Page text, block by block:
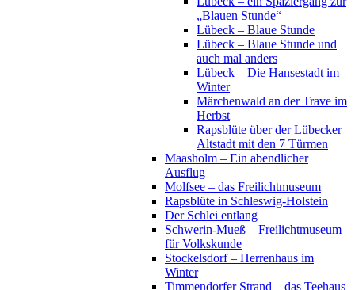
„Blauen Stunde“
Lübeck – Blaue Stunde
Lübeck – Blaue Stunde und
auch mal anders
Lübeck – Die Hansestadt im
Winter
Märchenwald an der Trave im
Herbst
Rapsblüte über der Lübecker
Altstadt mit den 7 Türmen
Maasholm – Ein abendlicher
Ausflug
Molfsee – das Freilichtmuseum
Rapsblüte in Schleswig-Holstein
Der Schlei entlang
Schwerin-Mueß – Freilichtmuseum
für Volkskunde
Stockelsdorf – Herrenhaus im
Winter
Timmendorfer Strand – das Teehaus